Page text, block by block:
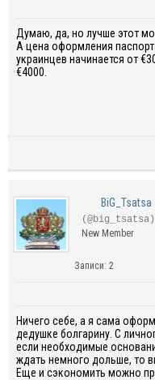
Думаю, да, но лучше этот
А цена оформления
украинцев начинается от
€4000.
BiG_Tsatsa
(@big_tsatsa)
New Member
Записи: 2
Ничего себе, а я сама
дедушке болгарину. С
если необходимые
ждать немного дольше, то
Еще и сэкономить можно